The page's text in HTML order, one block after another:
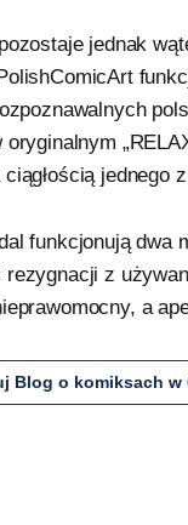
jednak
oryginalnym
jednego
funkcjonują dwa
rezygnacji z
a
Blog o komiksach w